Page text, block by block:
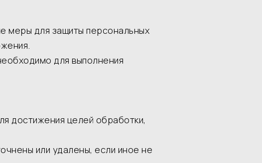
меры для защиты персональных
для выполнения
достижения целей обработки,
или удалены, если иное не